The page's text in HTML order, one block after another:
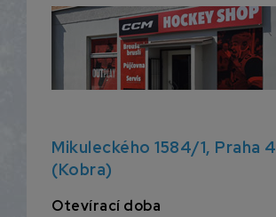
Mikuleckého 1584/1, Praha 4
(Kobra)
Otevírací doba